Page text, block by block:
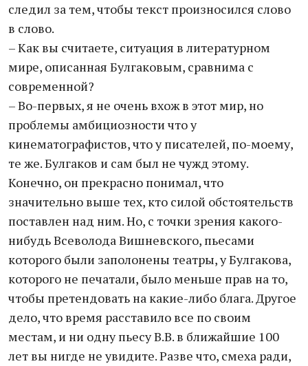
следил за тем, чтобы текст произносился слово
в слово.
– Как вы считаете, ситуация в литературном
мире, описанная Булгаковым, сравнима с
современной?
– Во-первых, я не очень вхож в этот мир, но
проблемы амбициозности что у
кинематографистов, что у писателей, по-моему,
те же. Булгаков и сам был не чужд этому.
Конечно, он прекрасно понимал, что
значительно выше тех, кто силой обстоятельств
поставлен над ним. Но, с точки зрения какого-
нибудь Всеволода Вишневского, пьесами
которого были заполонены театры, у Булгакова,
которого не печатали, было меньше прав на то,
чтобы претендовать на какие-либо блага. Другое
дело, что время расставило все по своим
местам, и ни одну пьесу В.В. в ближайшие 100
лет вы нигде не увидите. Разве что, смеха ради,